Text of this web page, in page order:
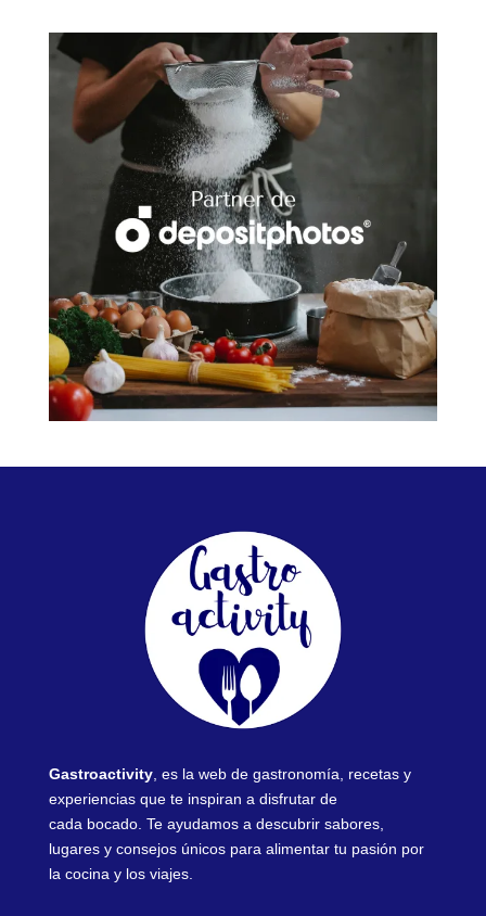
Gastroactivity, es la web de gastronomía, recetas y
experiencias que te inspiran a disfrutar de
cada bocado. Te ayudamos a descubrir sabores,
lugares y consejos únicos para alimentar tu pasión por
la cocina y los viajes.